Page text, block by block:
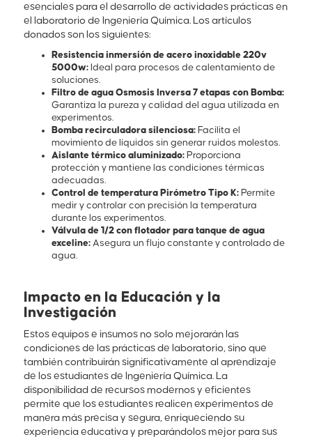
esenciales para el desarrollo de actividades prácticas en
el laboratorio de Ingeniería Química. Los artículos
donados son los siguientes:
Resistencia inmersión de acero inoxidable 220v
5000w: Ideal para procesos de calentamiento de
soluciones.
Filtro de agua Osmosis Inversa 7 etapas con Bomba:
Garantiza la pureza y calidad del agua utilizada en
experimentos.
Bomba recirculadora silenciosa: Facilita el
movimiento de líquidos sin generar ruidos molestos.
Aislante térmico aluminizado: Proporciona
protección y mantiene las condiciones térmicas
adecuadas.
Control de temperatura Pirómetro Tipo K: Permite
medir y controlar con precisión la temperatura
durante los experimentos.
Válvula de 1/2 con flotador para tanque de agua
exceline: Asegura un flujo constante y controlado de
agua.
Impacto en la Educación y la
Investigación
Estos equipos e insumos no solo mejorarán las
condiciones de las prácticas de laboratorio, sino que
también contribuirán significativamente al aprendizaje
de los estudiantes de Ingeniería Química. La
disponibilidad de recursos modernos y eficientes
permite que los estudiantes realicen experimentos de
manera más precisa y segura, enriqueciendo su
experiencia educativa y preparándolos mejor para sus